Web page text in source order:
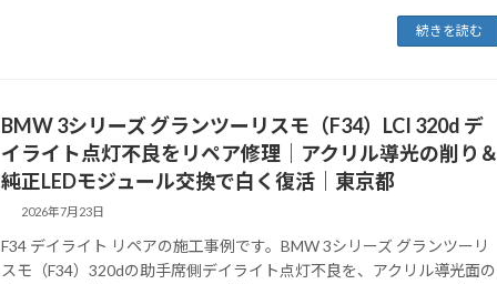
続きを読む
BMW 3シリーズ グランツーリスモ（F34）LCI 320d デ
イライト点灯不良をリペア修理｜アクリル導光の削り＆
純正LEDモジュール交換で白く復活｜東京都
2026年7月23日
F34 デイライト リペアの施工事例です。BMW 3シリーズ グランツーリ
スモ（F34）320dの助手席側デイライト点灯不良を、アクリル導光面の